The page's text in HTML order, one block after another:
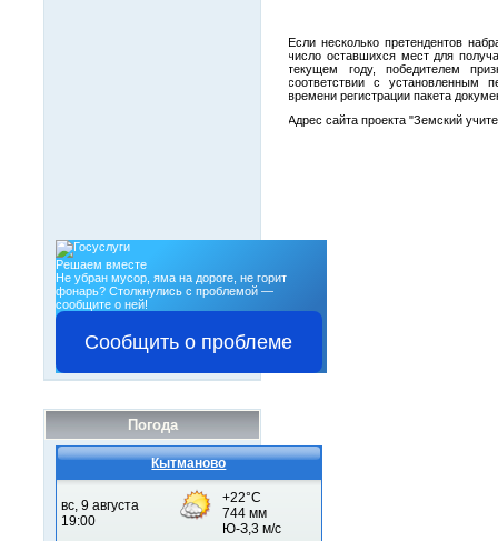
Решаем вместе
Не убран мусор, яма на дороге, не горит
фонарь? Столкнулись с проблемой —
сообщите о ней!
Сообщить о проблеме
Погода
Кытманово
Если несколько претендентов
число оставшихся мест для
текущем году, победителем
соответствии с установленным
времени регистрации пакета
Адрес сайта проекта "Земский